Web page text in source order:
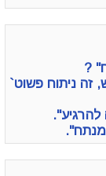
?
ניתוח פשוט`